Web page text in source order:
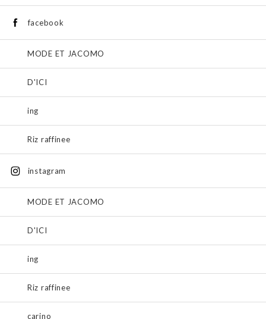
facebook
MODE ET JACOMO
D'ICI
ing
Riz raffinee
instagram
MODE ET JACOMO
D'ICI
ing
Riz raffinee
carino